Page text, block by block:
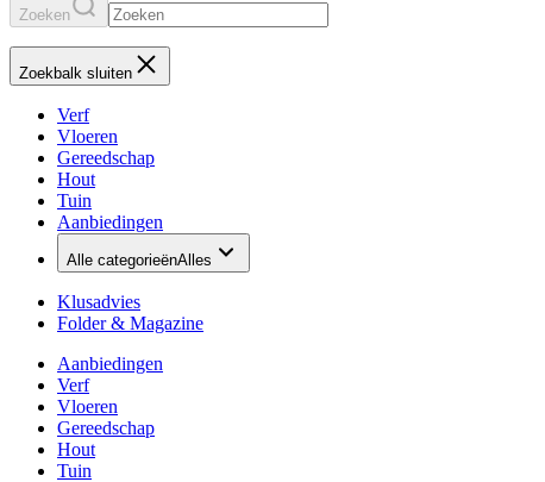
Zoeken
Zoekbalk sluiten
Verf
Vloeren
Gereedschap
Hout
Tuin
Aanbiedingen
Alle categorieënAlles
Klusadvies
Folder & Magazine
Aanbiedingen
Verf
Vloeren
Gereedschap
Hout
Tuin